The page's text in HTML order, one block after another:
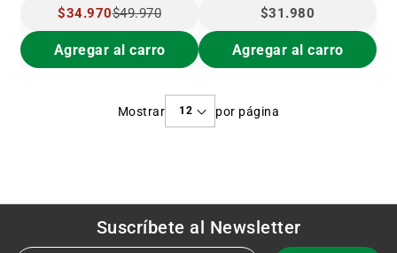
PRECIO
ESPECIAL
$34.970$49.970
Agregar al carro
$31.980
Agregar al carro
Mostrar por página
Suscríbete al Newsletter